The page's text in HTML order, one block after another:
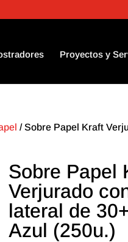
Proyectos y
/ Sobre Papel Kraft
Sobre Papel
Verjurado
lateral de
Azul (250u.)